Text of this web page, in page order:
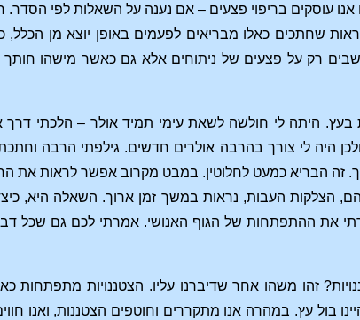
אנו עוסקים בריפוי פצעים – אם נענה על השאלות לפי
שחתכים כאלו מבריאים לפעמים באופן יוצא מן
רק על פצעים של ניתוחים אלא גם כאשר מישהו חותך
בעץ. היתה לי חולשה לשאת עימי תמיד אולר – הלכתי
היה לי צורך בהרבה אולרים חדשים. גילפתי הרבה
זה הבריא כמעט לחלוטין. במבט מקרוב אפשר לראות את
הצלקות העבות, נראות במשך זמן ארוך. השאלה היא,
את ההתפתחות של הגוף האנושי. אמרתי לכם גם שכל
זהו משהו אחר שדיברנו עליו. הצטננויות מתפתחות
בול עץ. במהרה אנו מתקררים וחוטפים הצטננות, ואנו